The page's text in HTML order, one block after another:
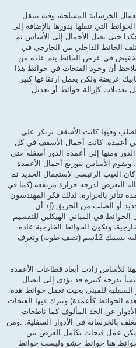
الخرسانة المسلحة، وفيه تنتقل
التي تنقلها بدورها بالإضافة إلى
حتى تصل الأحمال إلى الأساس ثم
الحائط الداخلي من الخارجي في
في عرض الحائط يتم عاده من
أن وجود الفتحات في حوائط هذا
عريضة ولكن يعمل ارتفاعها كبير
تعديلات كإزالة حوائط أو تعديل.
وفيها كانت الأسقف ترتكز علي
أعمدة. كانت أحمال الأسقف في كل
ومنها إلى أعمده الدور أسفله حتى
الأساس بتوزيع أحمال الأعمدة
العيب الرئيسي لاستعمال الحديد ثم
التعرض لدرجه حرارة مرتفعه (كما في
تتأثر بالحرارة، لذلك فكر المهندسون
أو الصلب من الحريق (إذ أن
في المباني الهيكلين للتقسيم
وتكون الحوائط الخارجية عاده
بسمك 25سم (1طوبه) والحوائط الداخلية بسمك 12سم (نصف طوبة) وتعرف
للأساس زادت أبعاد قطاعات الأعمدة
بدرجه كبيره قد تؤدى إلى اتصال
السفلية للمبنى بحيث تعمل حوائط هذه
الحوائط كأعمدة) وتترك فيها الفتحات
عن الحد المألوف كما ناطحات
بالخرسانة في الأدوار السفلية. .ومن
يمكن عمل فتحات بكامل العرض بين
هنا حوائط حشو وليست حوائط